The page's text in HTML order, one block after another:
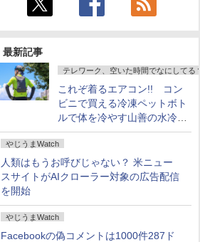
最新記事
テレワーク、空いた時間でなにしてる？
これぞ着るエアコン!! コン
ビニで買える冷凍ペットボト
ルで体を冷やす山善の水冷ベ
ストがロードバイクにちょう
どいい【ぼっち・ざ・ろー
ど！その14】
やじうまWatch
人類はもうお呼びじゃない？ 米ニュー
スサイトがAIクローラー対象の広告配信
を開始
やじうまWatch
Facebookの偽コメントは1000件287ド